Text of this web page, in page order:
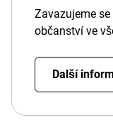
Zavazujeme
občanství ve
Další